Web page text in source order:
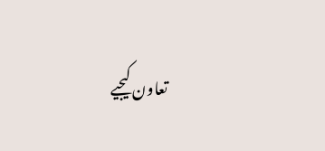
تعاون کیجیے